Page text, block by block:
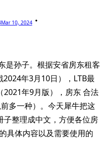
Mar 10, 2024
是孙子。根据安省房东租客
年3月10日），LTB最
2021年9月版），房东 合法
多一种）。今天犀牛把这
子整理成中文，方便各位房
具体内容以及需要使用的